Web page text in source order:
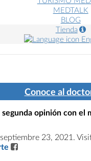
MEDTALK
BLOG
Tienda
Conoce al
opinión con el
23, 2021.